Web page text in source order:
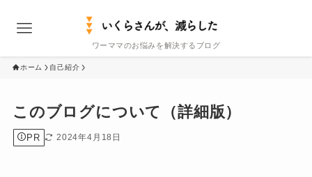
ワーママのお悩みを解決するブログ
ホーム 自己紹介
このブログについて（詳細版）
PR 2024年4月18日